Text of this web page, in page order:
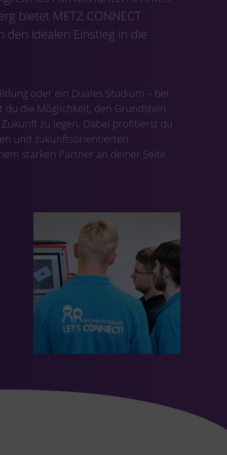
bietet METZ CONNECT
den idealen Einstieg in die
oder ein Duales Studium – bei
du die Möglichkeit, den Grundstein
zu legen. Dabei profitierst du
und zukunftsorientierten
starken Partner an deiner Seite.